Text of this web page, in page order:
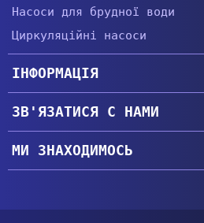
Насоси для брудної води
Циркуляційні насоси
ІНФОРМАЦІЯ
Головна
Гарантії
Доставка та оплата
Про компанію
ЗВ'ЯЗАТИСЯ С НАМИ
+38 (057) 764-63-34
+38 (067) 474-66-44
+38 (050) 474-66-44
МИ ЗНАХОДИМОСЬ